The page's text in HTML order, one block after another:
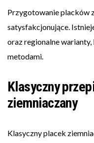
Przygotowanie placków
satysfakcjonujące.
oraz regionalne
metodami.
Klasyczny
ziemniaczany
Klasyczny placek